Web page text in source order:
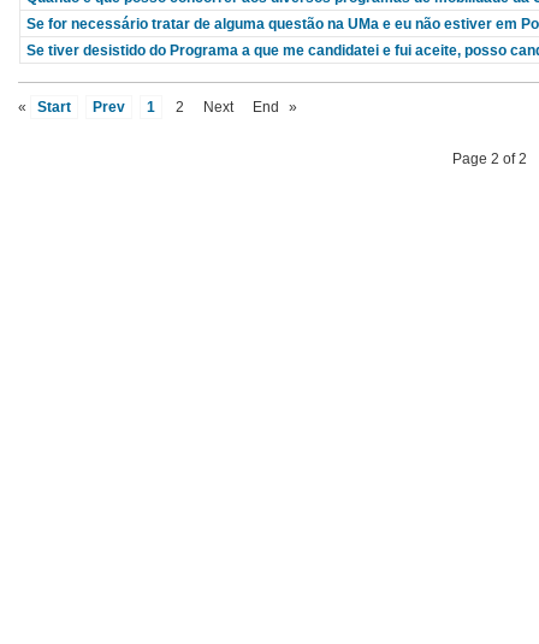
Se for necessário tratar de alguma questão na UMa e eu não estiver em
Se tiver desistido do Programa a que me candidatei e fui aceite, posso
« Start Prev 1 2 Next End »
Page 2 of 2